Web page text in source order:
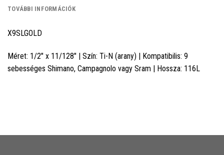
TOVÁBBI INFORMÁCIÓK
X9SLGOLD
Méret: 1/2" x 11/128" | Szín: Ti-N (arany) | Kompatibilis: 9
sebességes Shimano, Campagnolo vagy Sram | Hossza: 116L